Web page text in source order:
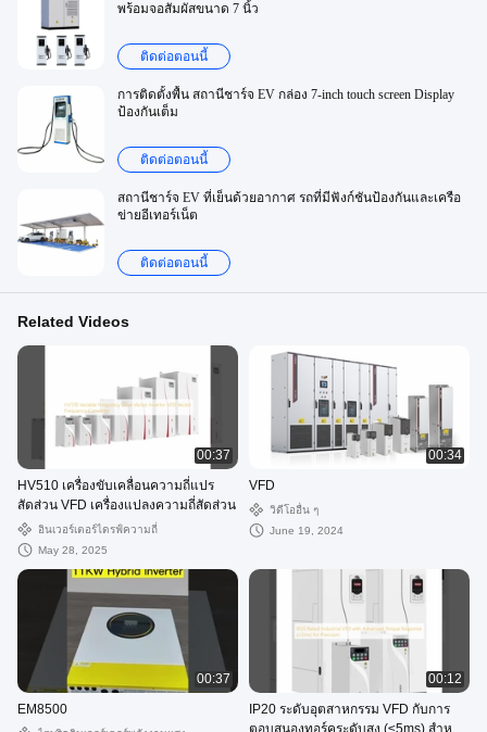
พร้อมจอสัมผัสขนาด 7 นิ้ว
ติดต่อตอนนี้
การติดตั้งพื้น สถานีชาร์จ EV กล่อง 7-inch touch screen Display
ป้องกันเต็ม
ติดต่อตอนนี้
สถานีชาร์จ EV ที่เย็นด้วยอากาศ รถที่มีฟังก์ชันป้องกันและเครือ
ข่ายอีเทอร์เน็ต
ติดต่อตอนนี้
Related Videos
00:37
HV510 เครื่องขับเคลื่อนความถี่แปร
สัดส่วน VFD เครื่องแปลงความถี่สัดส่วน
อินเวอร์เตอร์ไดรฟ์ความถี่
May 28, 2025
00:34
VFD
วิดีโออื่น ๆ
June 19, 2024
00:37
EM8500
00:12
IP20 ระดับอุตสาหกรรม VFD กับการ